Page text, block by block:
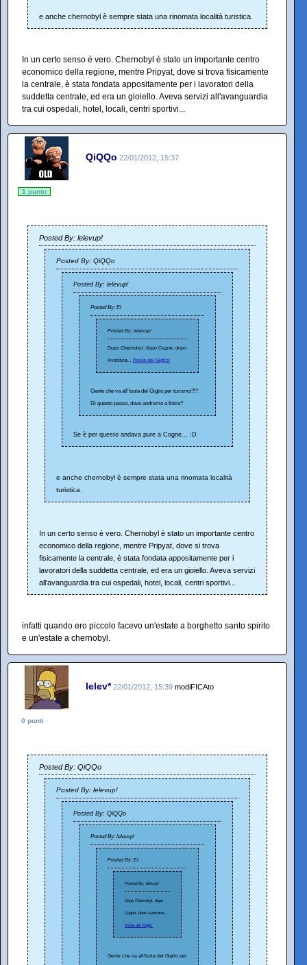
e anche chernobyl è sempre stata una rinomata località turistica.
In un certo senso è vero. Chernobyl è stato un importante centro
economico della regione, mentre Pripyat, dove si trova fisicamente
la centrale, è stata fondata appositamente per i lavoratori della
suddetta centrale, ed era un gioiello. Aveva servizi all'avanguardia
tra cui ospedali, hotel, locali, centri sportivi...
QiQQo 22/01/2012, 15:37
1 punto
Posted By: lelevup!
Posted By: QiQQo
Posted By: lelevup!
Posted By: El
Posted By: lelevup!
Dopo Chernobyl, dopo Cogne, dopo
Avetrana... l'Isola del Giglio!
Gente che va all'Isola del Giglio per turismo?!?
Di questo passo, dove andremo a finire?
Se è per questo andava pure a Cogne... :D
e anche chernobyl è sempre stata una rinomata località
turistica.
In un certo senso è vero. Chernobyl è stato un importante centro
economico della regione, mentre Pripyat, dove si trova
fisicamente la centrale, è stata fondata appositamente per i
lavoratori della suddetta centrale, ed era un gioiello. Aveva servizi
all'avanguardia tra cui ospedali, hotel, locali, centri sportivi...
infatti quando ero piccolo facevo un'estate a borghetto santo spirito
e un'estate a chernobyl.
lelev* 22/01/2012, 15:39 modiFICAto
0 punti
Posted By: QiQQo
Posted By: lelevup!
Posted By: QiQQo
Posted By: lelevup!
Posted By: El
Posted By: lelevup!
Dopo Chernobyl, dopo
Cogne, dopo Avetrana...
l'Isola del Giglio!
Gente che va all'Isola del Giglio per